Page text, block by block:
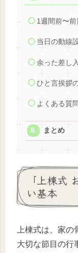
1週間前〜前
当日の動線
余った差し
ひと言挨拶
よくある質
まとめ
「上棟式
い基本
上棟式は、家
大切な節目の行